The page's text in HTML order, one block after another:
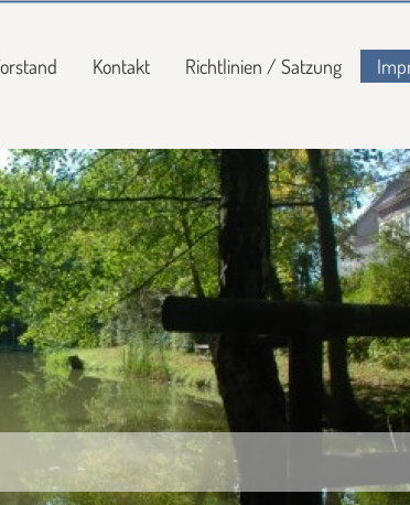
Kontakt Richtlinien / Satzung